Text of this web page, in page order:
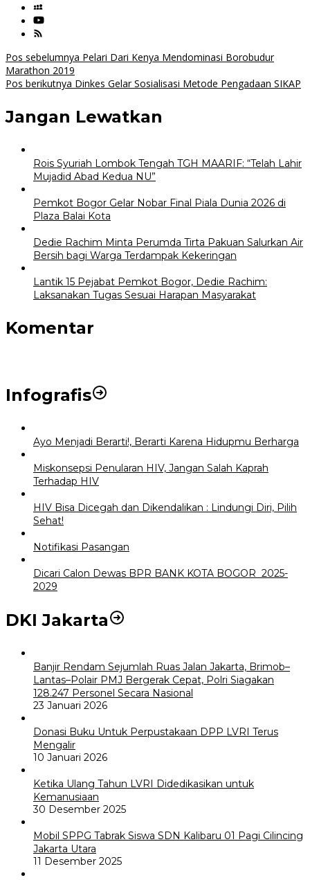
Navigasi
pos
Pos sebelumnya Pelari Dari Kenya Mendominasi Borobudur
Marathon 2019
Pos berikutnya Dinkes Gelar Sosialisasi Metode Pengadaan SIKAP
Jangan Lewatkan
Rois Syuriah Lombok Tengah TGH MAARIF: “Telah Lahir
Mujadid Abad Kedua NU”
Pemkot Bogor Gelar Nobar Final Piala Dunia 2026 di
Plaza Balai Kota
Dedie Rachim Minta Perumda Tirta Pakuan Salurkan Air
Bersih bagi Warga Terdampak Kekeringan
Lantik 15 Pejabat Pemkot Bogor, Dedie Rachim:
Laksanakan Tugas Sesuai Harapan Masyarakat
Komentar
Infografis
Ayo Menjadi Berarti!, Berarti Karena Hidupmu Berharga
Miskonsepsi Penularan HIV, Jangan Salah Kaprah
Terhadap HIV
HIV Bisa Dicegah dan Dikendalikan : Lindungi Diri, Pilih
Sehat!
Notifikasi Pasangan
Dicari Calon Dewas BPR BANK KOTA BOGOR 2025-
2029
DKI Jakarta
Banjir Rendam Sejumlah Ruas Jalan Jakarta, Brimob–
Lantas–Polair PMJ Bergerak Cepat, Polri Siagakan
128.247 Personel Secara Nasional
23 Januari 2026
Donasi Buku Untuk Perpustakaan DPP LVRI Terus
Mengalir
10 Januari 2026
Ketika Ulang Tahun LVRI Didedikasikan untuk
Kemanusiaan
30 Desember 2025
Mobil SPPG Tabrak Siswa SDN Kalibaru 01 Pagi Cilincing
Jakarta Utara
11 Desember 2025